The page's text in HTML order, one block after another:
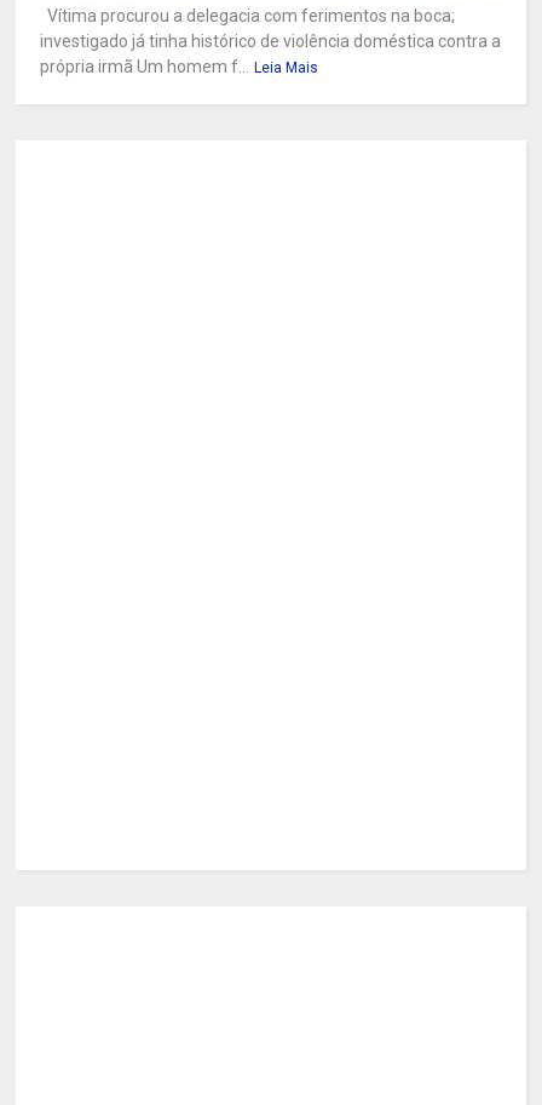
Vítima procurou a delegacia com ferimentos na boca;
investigado já tinha histórico de violência doméstica contra a
própria irmã Um homem f...
Leia Mais